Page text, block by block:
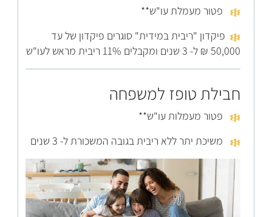
פטור מעמלת עו"ש**
פיקדון "ריבית במידית" סוגרים פיקדון של עד
50,000 ₪ ל- 3 שנים ומקבלים 11% ריבית מראש לעו"ש
חבילת טופז למשפחה
פטור מעמלות עו"ש**
משיכת יתר ללא ריבית בגובה המשכורת ל- 3 שנים